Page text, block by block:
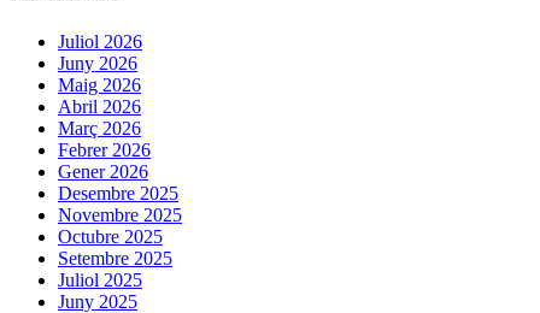
Juliol 2026
Juny 2026
Maig 2026
Abril 2026
Març 2026
Febrer 2026
Gener 2026
Desembre 2025
Novembre 2025
Octubre 2025
Setembre 2025
Juliol 2025
Juny 2025